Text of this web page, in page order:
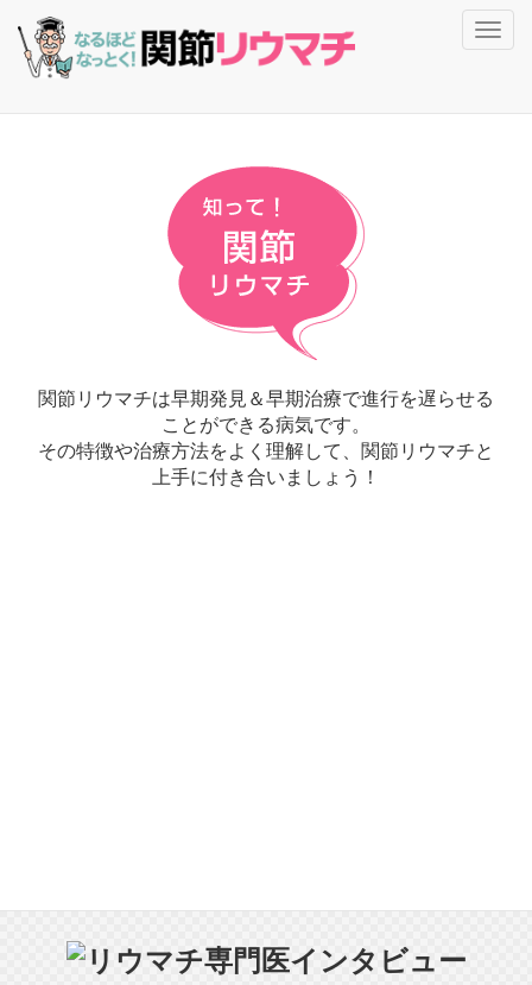
関節リウマチは早期発見＆早期治療で進行を遅らせる
ことができる病気です。
その特徴や治療方法をよく理解して、関節リウマチと
上手に付き合いましょう！